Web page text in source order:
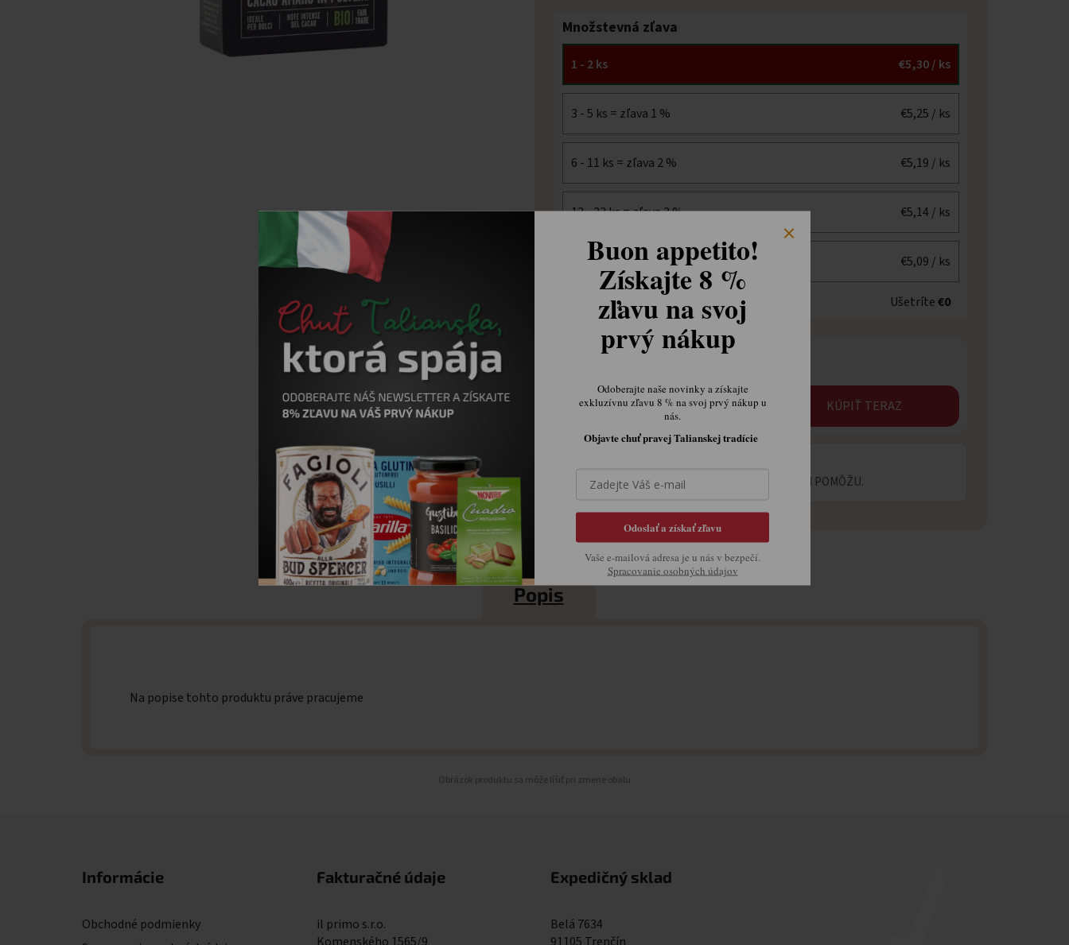
Množstevná zľava
1 - 2 ks €5,30/ ks
3 - 5 ks = zľava 1 % €5,25 / ks
6 - 11 ks = zľava 2 % €5,19 / ks
12 - 23 ks = zľava 3 % €5,14/ ks
24 a viac ks = zľava 4 % €5,09 / ks
Ušetríte€0
Jednotková cena:
DO KOŠÍKA
KÚPIŤ TERAZ
NAPÍŠTE NÁM A NAŠI ŠPECIALISTI VÁM RADI POMÔŽU.
Popis
Na popise tohto produktu práve pracujeme
Obrázok produktu sa môže líšiť pri zmene obalu
Informácie
Obchodné podmienky
Fakturačné údaje
il primo s.r.o.
Expedičný sklad
Belá 7634
Buon appetito!
Získajte 8 %
zľavu na svoj
prvý nákup
Odoberajte naše novinky a získajte
exkluzívnu zľavu 8 % na svoj prvý nákup u
nás.
Objavte chuť pravej Talianskej tradície
Odoslať a získať zľavu
Vaše e-mailová adresa je u nás v bezpečí.
Spracovanie osobných údajov